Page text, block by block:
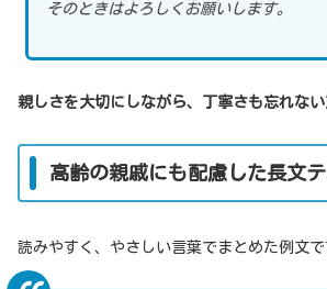
そのときはよろしくお願いします。
親しさを大切にしながら、丁寧さも忘れな
高齢の親戚にも配慮した長文
読みやすく、やさしい言葉でまとめた例文で